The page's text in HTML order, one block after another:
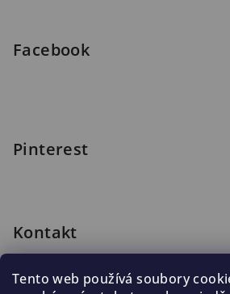
Tento web používá soubory
Facebook
Pinterest
Kontakt
222 316 990